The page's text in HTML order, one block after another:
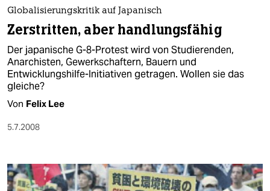
Globalisierungskritik auf Japanisch
Zerstritten, aber handlungsfähig
Der japanische G-8-Protest wird von Studierenden,
Anarchisten, Gewerkschaftern, Bauern und
Entwicklungshilfe-Initiativen getragen. Wollen sie das
gleiche?
Von Felix Lee
5.7.2008